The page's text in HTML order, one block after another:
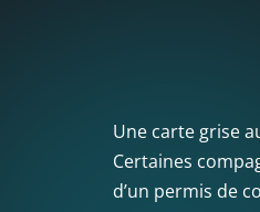
Une carte grise
Certaines
d’un permis de